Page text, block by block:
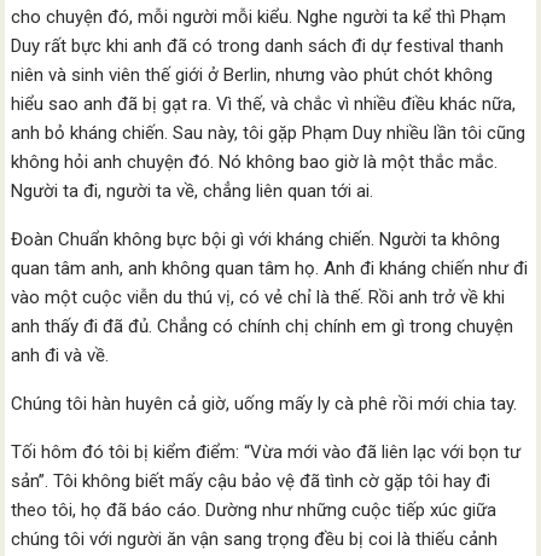
cho chuyện đó, mỗi người mỗi kiểu. Nghe người ta kể thì Phạm
Duy rất bực khi anh đã có trong danh sách đi dự festival thanh
niên và sinh viên thế giới ở Berlin, nhưng vào phút chót không
hiểu sao anh đã bị gạt ra. Vì thế, và chắc vì nhiều điều khác nữa,
anh bỏ kháng chiến. Sau này, tôi gặp Phạm Duy nhiều lần tôi cũng
không hỏi anh chuyện đó. Nó không bao giờ là một thắc mắc.
Người ta đi, người ta về, chẳng liên quan tới ai.
Đoàn Chuẩn không bực bội gì với kháng chiến. Người ta không
quan tâm anh, anh không quan tâm họ. Anh đi kháng chiến như đi
vào một cuộc viễn du thú vị, có vẻ chỉ là thế. Rồi anh trở về khi
anh thấy đi đã đủ. Chẳng có chính chị chính em gì trong chuyện
anh đi và về.
Chúng tôi hàn huyên cả giờ, uống mấy ly cà phê rồi mới chia tay.
Tối hôm đó tôi bị kiểm điểm: “Vừa mới vào đã liên lạc với bọn tư
sản”. Tôi không biết mấy cậu bảo vệ đã tình cờ gặp tôi hay đi
theo tôi, họ đã báo cáo. Dường như những cuộc tiếp xúc giữa
chúng tôi với người ăn vận sang trọng đều bị coi là thiếu cảnh